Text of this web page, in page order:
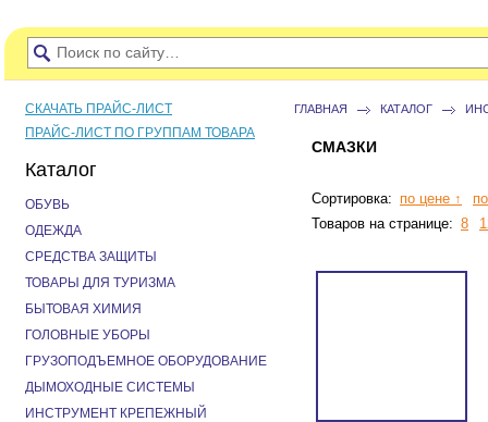
ГЛАВНАЯ КАТАЛОГ
СМАЗКИ
Сортировка: по цене ↑
Товаров на странице: 8
СКАЧАТЬ ПРАЙС-ЛИСТ
ПРАЙС-ЛИСТ ПО ГРУППАМ ТОВАРА
Каталог
ОБУВЬ
ОДЕЖДА
СРЕДСТВА ЗАЩИТЫ
ТОВАРЫ ДЛЯ ТУРИЗМА
БЫТОВАЯ ХИМИЯ
ГОЛОВНЫЕ УБОРЫ
ГРУЗОПОДЪЕМНОЕ ОБОРУДОВАНИЕ
ДЫМОХОДНЫЕ СИСТЕМЫ
ИНСТРУМЕНТ КРЕПЕЖНЫЙ